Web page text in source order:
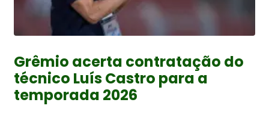
Grêmio acerta contratação do
técnico Luís Castro para a
temporada 2026